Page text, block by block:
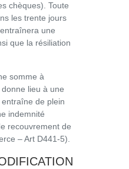
chèques). Toute
les trente jours
une
que la résiliation
somme à
donne lieu à une
de plein
indemnité
recouvrement de
– Art D441-5).